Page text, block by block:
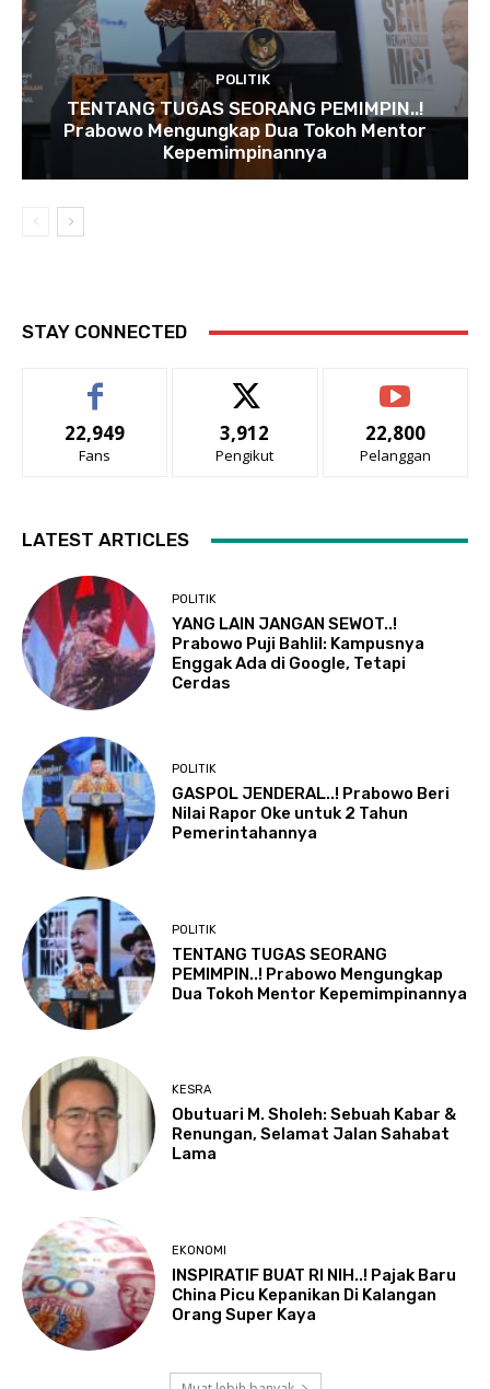
POLITIK
TENTANG TUGAS SEORANG PEMIMPIN..!
Prabowo Mengungkap Dua Tokoh Mentor
Kepemimpinannya
STAY CONNECTED
22,949
Fans
3,912
Pengikut
22,800
Pelanggan
LATEST ARTICLES
POLITIK
YANG LAIN JANGAN SEWOT..!
Prabowo Puji Bahlil: Kampusnya
Enggak Ada di Google, Tetapi
Cerdas
POLITIK
GASPOL JENDERAL..! Prabowo Beri
Nilai Rapor Oke untuk 2 Tahun
Pemerintahannya
POLITIK
TENTANG TUGAS SEORANG
PEMIMPIN..! Prabowo Mengungkap
Dua Tokoh Mentor Kepemimpinannya
KESRA
Obutuari M. Sholeh: Sebuah Kabar &
Renungan, Selamat Jalan Sahabat
Lama
EKONOMI
INSPIRATIF BUAT RI NIH..! Pajak Baru
China Picu Kepanikan Di Kalangan
Orang Super Kaya